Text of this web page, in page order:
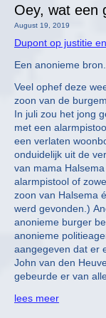
Oey, wat een
August 19, 2019
Dupont op justitie
Een anonieme bron.
Veel ophef deze
zoon van de
In juli zou het jong
met een
een verlaten
onduidelijk uit de
van mama
alarmpistool of
zoon van Halsema
werd gevonden.)
anonieme burger
anonieme
aangegeven dat er
John van den
gebeurde er van
lees meer